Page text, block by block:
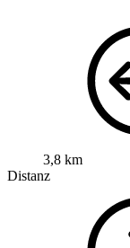
3,8 km
Distanz